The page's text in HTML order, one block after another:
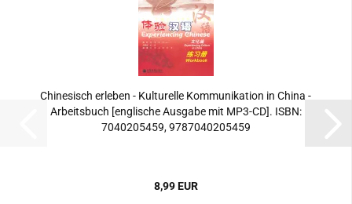
Chinesisch erleben - Kulturelle Kommunikation in China -
Arbeitsbuch [englische Ausgabe mit MP3-CD]. ISBN:
7040205459, 9787040205459
8,99 EUR